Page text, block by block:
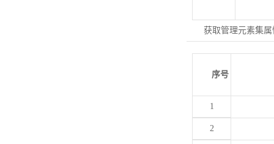
获取管理元素集
序号
1
2